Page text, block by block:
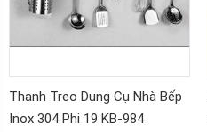
Thanh Treo Dụng Cụ Nhà Bếp
Inox 304 Phi 19 KB-984